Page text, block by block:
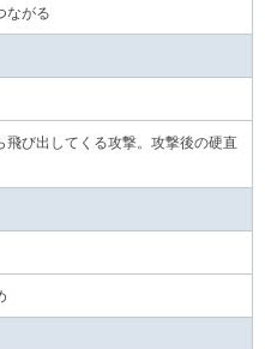
ながる
び出してくる攻撃。攻撃後の硬直